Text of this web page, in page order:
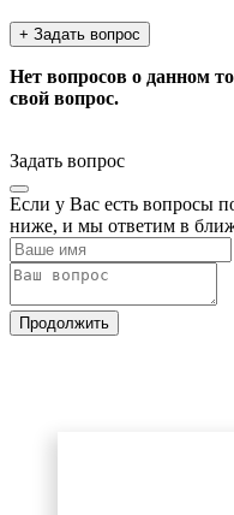
+ Задать вопрос
Нет вопросов о данном
свой вопрос.
Задать вопрос
Если у Вас есть вопросы
ниже, и мы ответим в
Продолжить